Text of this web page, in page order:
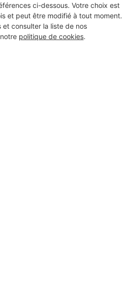
ci-dessous. Votre choix est
et peut être modifié à tout moment.
et consulter la liste de nos
politique de cookies.
disponible dans cette zone